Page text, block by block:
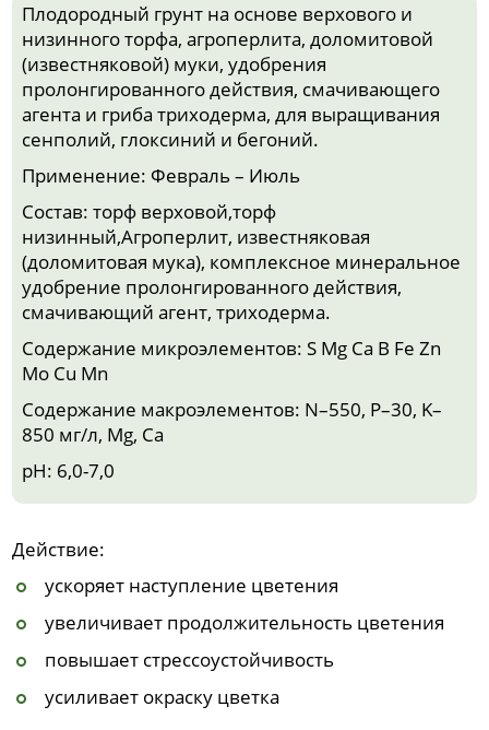
Плодородный грунт на основе верхового и
низинного торфа, агроперлита, доломитовой
(известняковой) муки, удобрения
пролонгированного действия, смачивающего
агента и гриба триходерма, для выращивания
сенполий, глоксиний и бегоний.
Применение: Февраль – Июль
Состав: торф верховой,торф
низинный,Агроперлит, известняковая
(доломитовая мука), комплексное минеральное
удобрение пролонгированного действия,
смачивающий агент, триходерма.
Содержание микроэлементов: S Mg Ca B Fe Zn
Mo Cu Mn
Содержание макроэлементов: N–550, P–30, K–
850 мг/л, Mg, Ca
pH: 6,0-7,0
Действие:
ускоряет наступление цветения
увеличивает продолжительность цветения
повышает стрессоустойчивость
усиливает окраску цветка